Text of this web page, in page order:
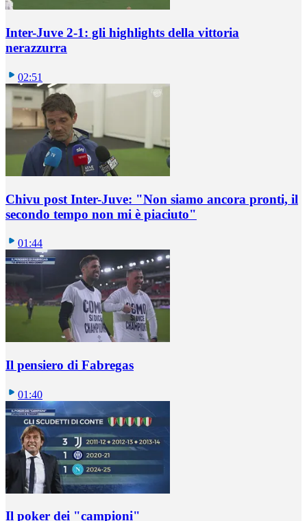
Inter-Juve 2-1: gli highlights della vittoria
nerazzurra
02:51
Chivu post Inter-Juve: "Non siamo ancora pronti, il
secondo tempo non mi è piaciuto"
01:44
Il pensiero di Fabregas
01:40
Il poker dei "campioni"